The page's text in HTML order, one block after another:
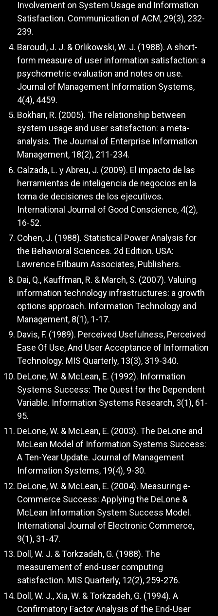
Involvement on System Usage and Information
Satisfaction. Communication of ACM, 29(3), 232-
239.
Baroudi, J. J. & Orlikowski, W. J. (1988). A short-
form measure of user information satisfaction: a
psychometric evaluation and notes on use.
Journal of Management Information Systems,
4(4), 4459.
Bokhari, R. (2005). The relationship between
system usage and user satisfaction: a meta-
analysis. The Journal of Enterprise Information
Management, 18(2), 211-234.
Calzada, L. y Abreu, J. (2009). El impacto de las
herramientas de inteligencia de negocios en la
toma de decisiones de los ejecutivos.
International Journal of Good Conscience, 4(2),
16-52.
Cohen, J. (1988). Statistical Power Analysis for
the Behavioral Sciences. 2d Edition. USA:
Lawrence Erlbaum Associates, Publishers.
Dai, Q., Kauffman, R. & March, S. (2007). Valuing
information technology infrastructures: a growth
options approach. Information Technology and
Management, 8(1), 1-17.
Davis, F. (1989). Perceived Usefulness, Perceived
Ease Of Use, And User Acceptance of Information
Technology. MIS Quarterly, 13(3), 319-340.
DeLone, W. & McLean, E. (1992). Information
Systems Success: The Quest for the Dependent
Variable. Information Systems Research, 3(1), 61-
95.
DeLone, W. & McLean, E. (2003). The DeLone and
McLean Model of Information Systems Success:
A Ten-Year Update. Journal of Management
Information Systems, 19(4), 9-30.
DeLone, W. & McLean, E. (2004). Measuring e-
Commerce Success: Applying the DeLone &
McLean Information System Success Model.
International Journal of Electronic Commerce,
9(1), 31-47.
Doll, W. J. & Torkzadeh, G. (1988). The
measurement of end-user computing
satisfaction. MIS Quarterly, 12(2), 259-276.
Doll, W. J., Xia, W. & Torkzadeh, G. (1994). A
Confirmatory Factor Analysis of the End-User